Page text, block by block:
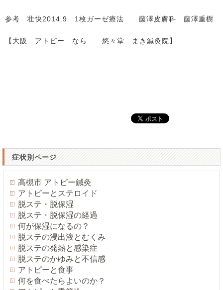
参考 壮快2014.9 1枚ガーゼ療法 藤澤皮膚科 藤澤重樹
【大阪 アトピー なら 悠々堂 まき鍼灸院】
症状別ページ
高槻市 アトピー鍼灸
アトピーとステロイド
脱ステ・脱保湿
脱ステ・脱保湿の経過
何が保湿になるの？
脱ステの浸出液とむくみ
脱ステの発熱と感染症
脱ステのかゆみと不信感
アトピーと食事
何を食べたらよいのか？